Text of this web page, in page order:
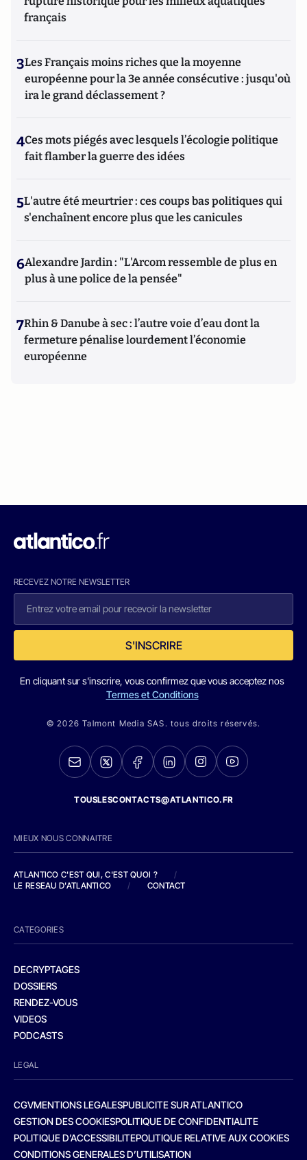
français
3Les Français moins riches que la moyenne
européenne pour la 3e année consécutive : jusqu'où
ira le grand déclassement ?
4Ces mots piégés avec lesquels l’écologie politique
fait flamber la guerre des idées
5L'autre été meurtrier : ces coups bas politiques qui
s'enchaînent encore plus que les canicules
6Alexandre Jardin : "L'Arcom ressemble de plus en
plus à une police de la pensée"
7Rhin & Danube à sec : l’autre voie d’eau dont la
fermeture pénalise lourdement l’économie
européenne
RECEVEZ NOTRE NEWSLETTER
S'INSCRIRE
En cliquant sur s'inscrire, vous confirmez que vous acceptez nos
Termes et Conditions
© 2026 Talmont Media SAS. tous droits réservés.
TOUSLESCONTACTS@ATLANTICO.FR
MIEUX NOUS CONNAITRE
ATLANTICO C'EST QUI, C'EST QUOI ?
/
LE RESEAU D'ATLANTICO
/ CONTACT
CATEGORIES
DECRYPTAGES
DOSSIERS
RENDEZ-VOUS
VIDEOS
PODCASTS
LEGAL
CGVMENTIONS LEGALESPUBLICITE SUR ATLANTICO
GESTION DES COOKIESPOLITIQUE DE CONFIDENTIALITE
POLITIQUE D’ACCESSIBILITEPOLITIQUE RELATIVE AUX COOKIES
CONDITIONS GENERALES D’UTILISATION